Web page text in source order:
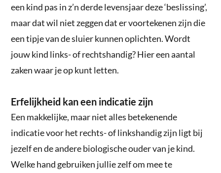
een kind pas in z’n derde levensjaar deze ‘beslissing’,
maar dat wil niet zeggen dat er voortekenen zijn die
een tipje van de sluier kunnen oplichten. Wordt
jouw kind links- of rechtshandig? Hier een aantal
zaken waar je op kunt letten.
Erfelijkheid kan een indicatie zijn
Een makkelijke, maar niet alles betekenende
indicatie voor het rechts- of linkshandig zijn ligt bij
jezelf en de andere biologische ouder van je kind.
Welke hand gebruiken jullie zelf om mee te